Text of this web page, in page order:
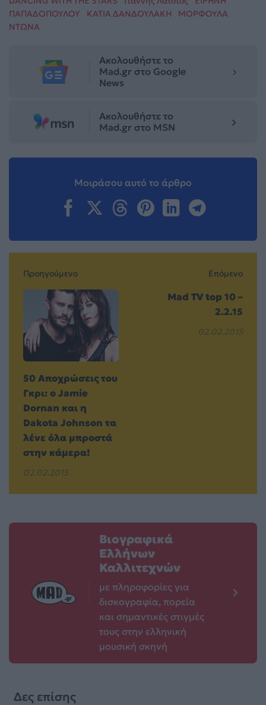
ΠΑΠΑΔΟΠΟΥΛΟΥ
ΚΑΤΙΑ ΔΑΝΔΟΥΛΑΚΗ
ΜΟΡΦΟΥΛΑ
ΝΤΩΝΑ
Ακολουθήστε το
Mad.gr στο Google
News
Ακολουθήστε το
Mad.gr στο MSN
Μοιράσου αυτό το άρθρο
Προηγούμενο
50 Αποχρώσεις του
Γκρι: ο Jamie
Dornan και η
Dakota Johnson τα
λένε όλα μπροστά
στην κάμερα!
02.02.2015
Επόμενο
Mad TV top 10 –
2.2.15
02.02.2015
Βιογραφικά
Ελλήνων
Καλλιτεχνών
με πληροφορίες για
δισκογραφία, πορεία
και σημαντικές στιγμές
τους στην ελληνική
μουσική σκηνή
Δες επίσης